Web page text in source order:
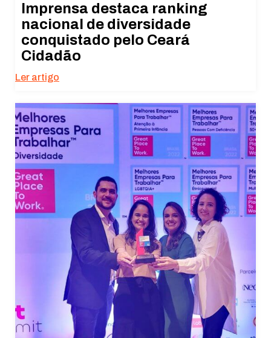
Imprensa destaca ranking
nacional de diversidade
conquistado pelo Ceará
Cidadão
Ler artigo